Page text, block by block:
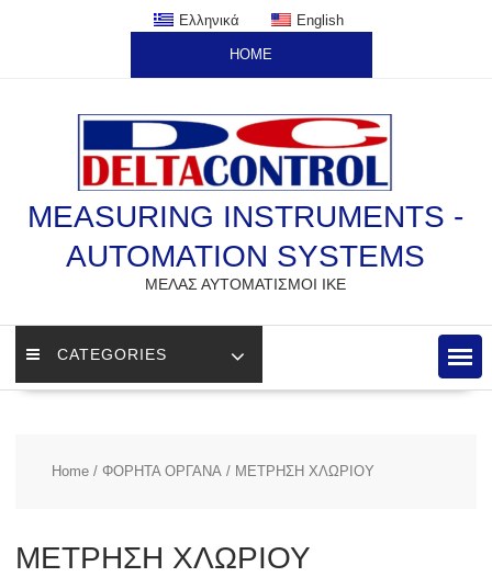
Ελληνικά English
HOME
MEASURING INSTRUMENTS -
AUTOMATION SYSTEMS
ΜΕΛΑΣ ΑΥΤΟΜΑΤΙΣΜΟΙ ΙΚΕ
CATEGORIES
Home/ ΦΟΡΗΤΑ ΟΡΓΑΝΑ/ ΜΕΤΡΗΣΗ ΧΛΩΡΙΟΥ
ΜΕΤΡΗΣΗ ΧΛΩΡΙΟΥ